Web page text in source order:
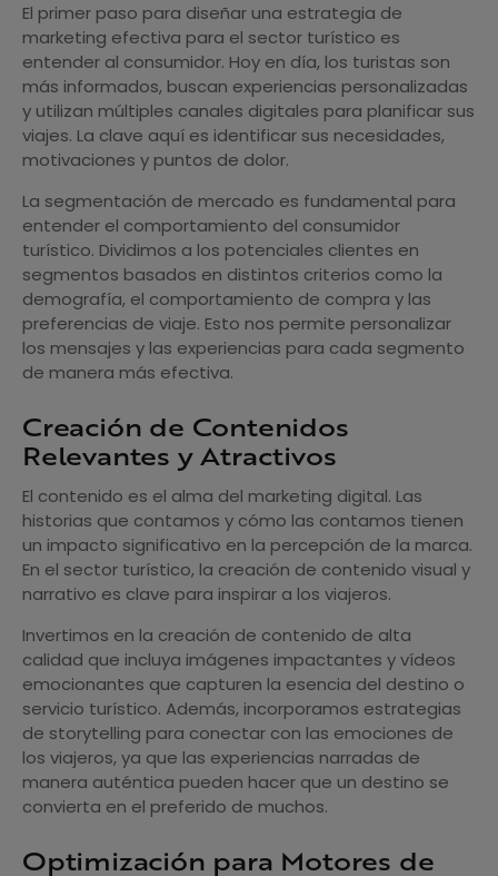
El primer paso para diseñar una estrategia de
marketing efectiva para el sector turístico es
entender al consumidor. Hoy en día, los turistas son
más informados, buscan experiencias personalizadas
y utilizan múltiples canales digitales para planificar sus
viajes. La clave aquí es identificar sus necesidades,
motivaciones y puntos de dolor.
La segmentación de mercado es fundamental para
entender el comportamiento del consumidor
turístico. Dividimos a los potenciales clientes en
segmentos basados en distintos criterios como la
demografía, el comportamiento de compra y las
preferencias de viaje. Esto nos permite personalizar
los mensajes y las experiencias para cada segmento
de manera más efectiva.
Creación de Contenidos
Relevantes y Atractivos
El contenido es el alma del marketing digital. Las
historias que contamos y cómo las contamos tienen
un impacto significativo en la percepción de la marca.
En el sector turístico, la creación de contenido visual y
narrativo es clave para inspirar a los viajeros.
Invertimos en la creación de contenido de alta
calidad que incluya imágenes impactantes y vídeos
emocionantes que capturen la esencia del destino o
servicio turístico. Además, incorporamos estrategias
de storytelling para conectar con las emociones de
los viajeros, ya que las experiencias narradas de
manera auténtica pueden hacer que un destino se
convierta en el preferido de muchos.
Optimización para Motores de